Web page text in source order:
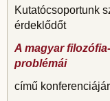
Kutatócsoportunk
érdeklődőt
A magyar
problémái
című